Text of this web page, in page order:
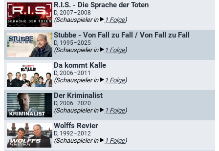
R.I.S. - Die Sprache der Toten
D, 2007–2008
(Schauspieler in 1 Folge)
Stubbe - Von Fall zu Fall / Von Fall zu Fall
D, 1995–2025
(Schauspieler in 1 Folge)
Da kommt Kalle
D, 2006–2011
(Schauspieler in 1 Folge)
Der Kriminalist
D, 2006–2020
(Schauspieler in 1 Folge)
Wolffs Revier
D, 1992–2012
(Schauspieler in 1 Folge)